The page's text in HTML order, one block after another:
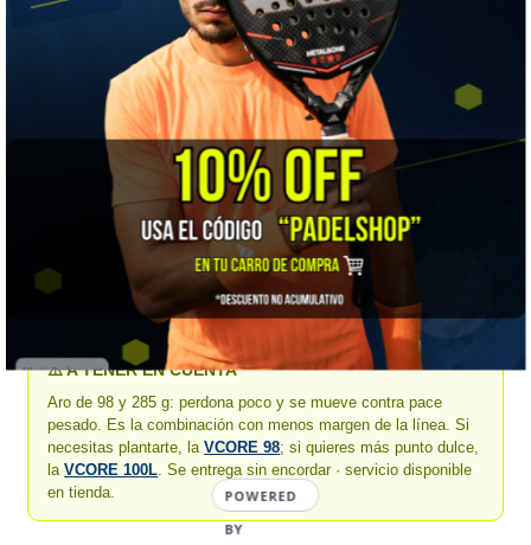
★★★★★
Punto dulce ★★★☆☆
Estabilidad ★★☆☆☆
👍 LO MEJOR
Control y efecto sin peso. Para quien quiere dirigir la bola y
cepillarla, pero prefiere llegar antes que atravesar. En dobles
rinde muchísimo.
⚠️ A TENER EN CUENTA
Aro de 98 y 285 g: perdona poco y se mueve contra pace
pesado. Es la combinación con menos margen de la línea. Si
necesitas plantarte, laVCORE 98; si quieres más punto dulce,
laVCORE 100L . Se entrega sin encordar · servicio disponible
en tienda.
POWERED